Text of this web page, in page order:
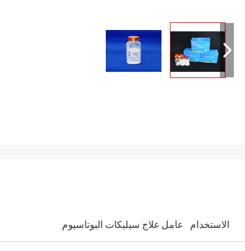
الاستخدام عامل علاج سيليكات البوتاسيوم